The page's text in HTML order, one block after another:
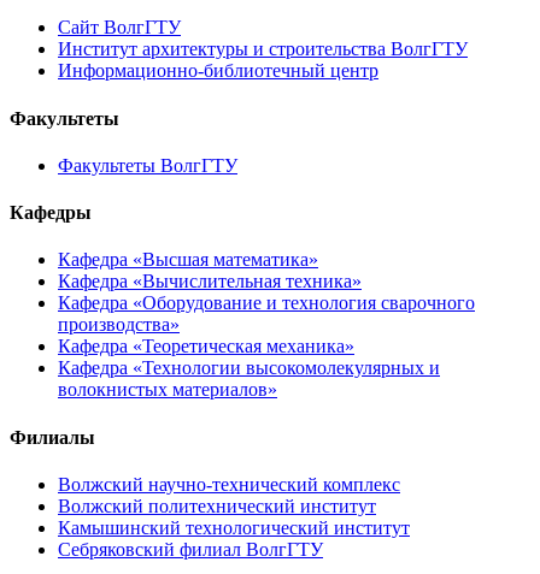
Сайт ВолгГТУ
Институт архитектуры и строительства ВолгГТУ
Информационно-библиотечный центр
Факультеты
Факультеты ВолгГТУ
Кафедры
Кафедра «Высшая математика»
Кафедра «Вычислительная техника»
Кафедра «Оборудование и технология сварочного
производства»
Кафедра «Теоретическая механика»
Кафедра «Технологии высокомолекулярных и
волокнистых материалов»
Филиалы
Волжский научно-технический комплекс
Волжский политехнический институт
Камышинский технологический институт
Себряковский филиал ВолгГТУ